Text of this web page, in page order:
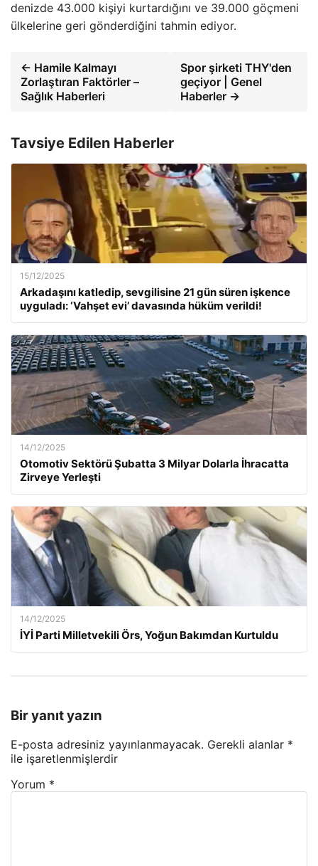
denizde 43.000 kişiyi kurtardığını ve 39.000 göçmeni
ülkelerine geri gönderdiğini tahmin ediyor.
← Hamile Kalmayı
Zorlaştıran Faktörler –
Sağlık Haberleri
Spor şirketi THY'den
geçiyor | Genel
Haberler →
Tavsiye Edilen Haberler
15/12/2025
Arkadaşını katledip, sevgilisine 21 gün süren işkence
uyguladı: ‘Vahşet evi’ davasında hüküm verildi!
14/12/2025
Otomotiv Sektörü Şubatta 3 Milyar Dolarla İhracatta
Zirveye Yerleşti
14/12/2025
İYİ Parti Milletvekili Örs, Yoğun Bakımdan Kurtuldu
Bir yanıt yazın
E-posta adresiniz yayınlanmayacak. Gerekli alanlar *
ile işaretlenmişlerdir
Yorum *